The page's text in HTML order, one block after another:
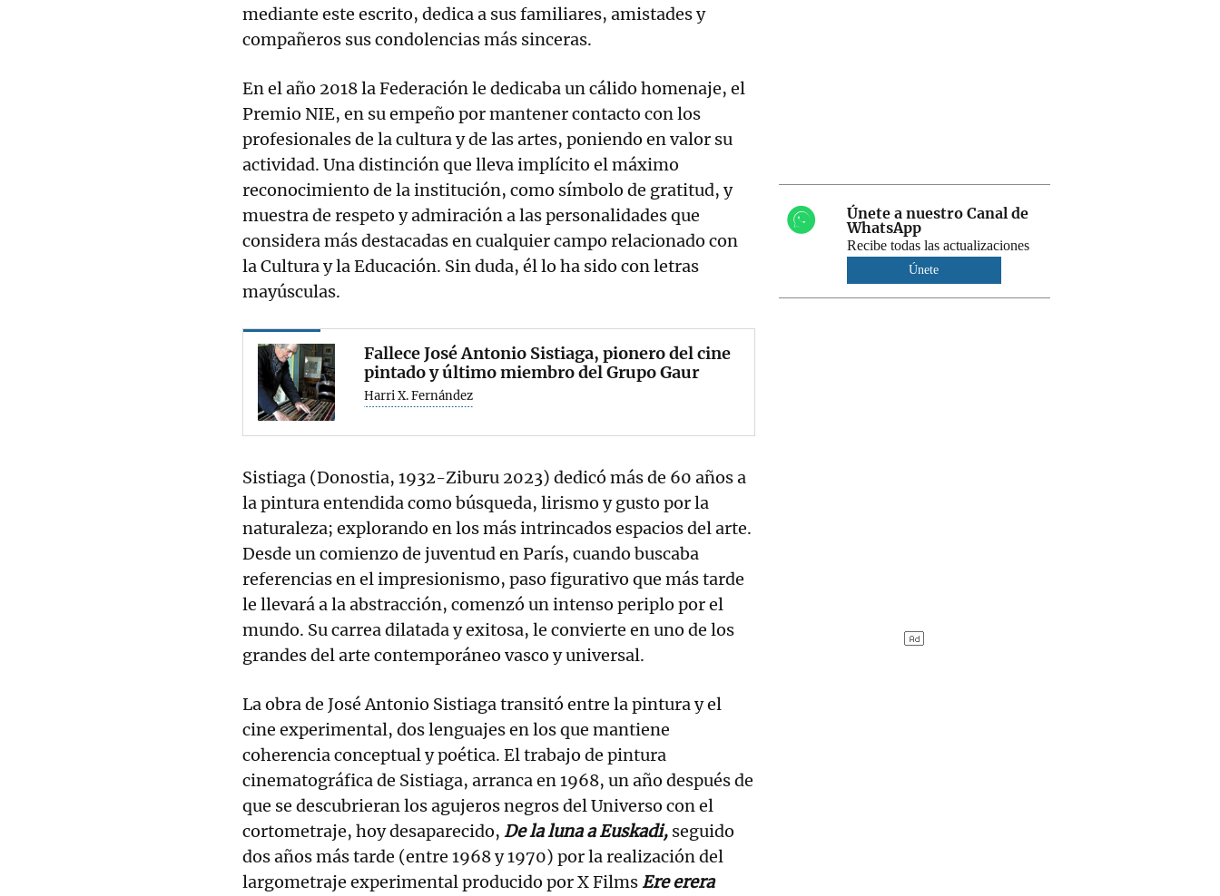
mediante este escrito, dedica a sus familiares, amistades y
compañeros sus condolencias más sinceras.
En el año 2018 la Federación le dedicaba un cálido homenaje, el
Premio NIE, en su empeño por mantener contacto con los
profesionales de la cultura y de las artes, poniendo en valor su
actividad. Una distinción que lleva implícito el máximo
reconocimiento de la institución, como símbolo de gratitud, y
muestra de respeto y admiración a las personalidades que
considera más destacadas en cualquier campo relacionado con
la Cultura y la Educación. Sin duda, él lo ha sido con letras
mayúsculas.
Fallece José Antonio Sistiaga, pionero del cine
pintado y último miembro del Grupo Gaur
Harri X. Fernández
Sistiaga (Donostia, 1932-Ziburu 2023) dedicó más de 60 años a
la pintura entendida como búsqueda, lirismo y gusto por la
naturaleza; explorando en los más intrincados espacios del arte.
Desde un comienzo de juventud en París, cuando buscaba
referencias en el impresionismo, paso figurativo que más tarde
le llevará a la abstracción, comenzó un intenso periplo por el
mundo. Su carrea dilatada y exitosa, le convierte en uno de los
grandes del arte contemporáneo vasco y universal.
La obra de José Antonio Sistiaga transitó entre la pintura y el
cine experimental, dos lenguajes en los que mantiene
coherencia conceptual y poética. El trabajo de pintura
cinematográfica de Sistiaga, arranca en 1968, un año después de
que se descubrieran los agujeros negros del Universo con el
cortometraje, hoy desaparecido, De la luna a Euskadi, seguido
dos años más tarde (entre 1968 y 1970) por la realización del
largometraje experimental producido por X FilmsEre erera
Únete a nuestro Canal de
WhatsApp
Recibe todas las actualizaciones
Únete